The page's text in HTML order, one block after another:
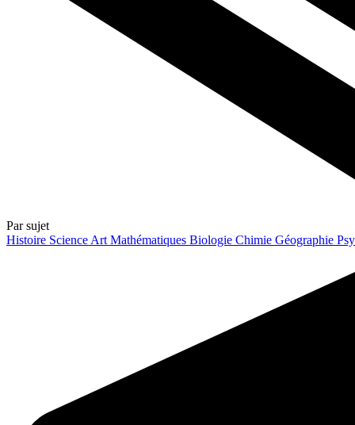
Par sujet
Histoire Science Art Mathématiques Biologie Chimie Géographie